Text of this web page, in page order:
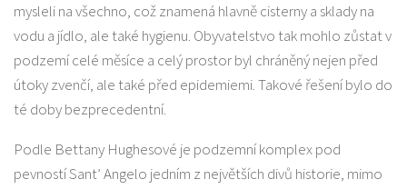
mysleli na všechno, což znamená hlavně cisterny a sklady na
vodu a jídlo, ale také hygienu. Obyvatelstvo tak mohlo zůstat v
podzemí celé měsíce a celý prostor byl chráněný nejen před
útoky zvenčí, ale také před epidemiemi. Takové řešení bylo do
té doby bezprecedentní.
Podle Bettany Hughesové je podzemní komplex pod
pevností Sant’ Angelo jedním z největších divů historie, mimo